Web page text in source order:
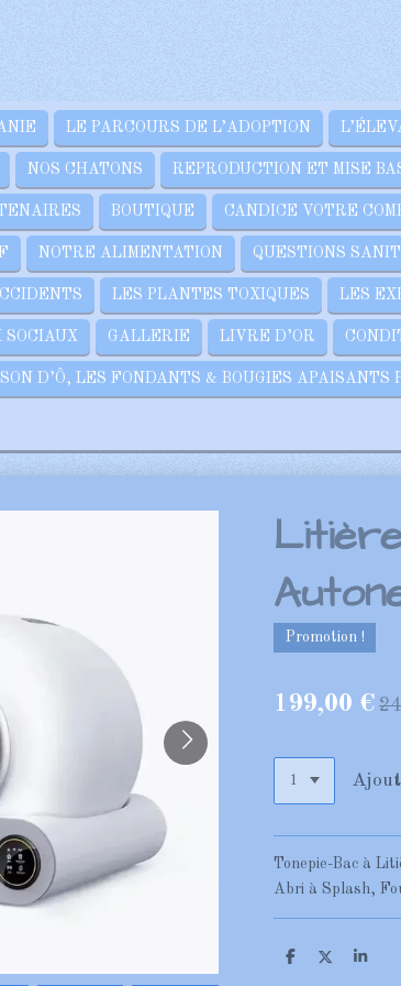
LE PARCOURS DE L’ADOPTION
NOS CHATONS REPRODUCTION ET MISE
BOUTIQUE CANDICE VOTRE
NOTRE ALIMENTATION QUESTIONS
LES PLANTES TOXIQUES LES
SOCIAUX GALLERIE LIVRE D’OR
D’Ô, LES FONDANTS & BOUGIES APAISANTS
Promotion !
199,00 €
Tonepie-Bac à
Abri à Splash,
P
P
P